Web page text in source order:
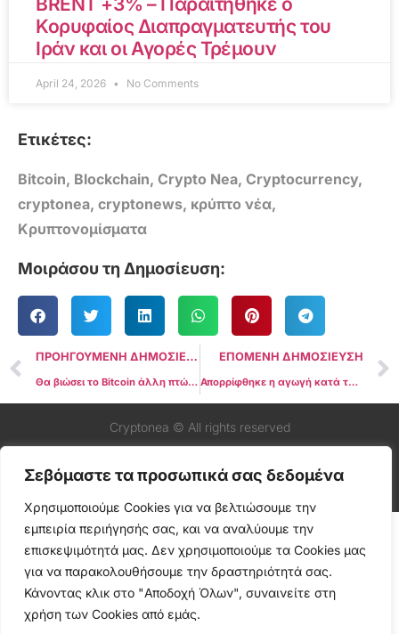
Σεβόμαστε τα προσωπικά σας δεδομένα
Χρησιμοποιούμε Cookies για να βελτιώσουμε την
εμπειρία περιήγησής σας, και να αναλύουμε την
επισκεψιμότητά μας. Δεν χρησιμοποιούμε τα Cookies μας
για να παρακολουθήσουμε την δραστηριότητά σας.
Κάνοντας κλικ στο "Αποδοχή Όλων", συναινείτε στη
χρήση των Cookies από εμάς.
Κορυφαίος Διαπραγματευτής του
Ιράν και οι Αγορές Τρέμουν
April 24, 2026 No Comments
Ετικέτες:
Bitcoin, Blockchain, Crypto Nea, Cryptocurrency,
cryptonea, cryptonews, κρύπτο νέα,
Κρυπτονομίσματα
Μοιράσου τη Δημοσίευση:
ΠΡΟΗΓΟΥΜΕΝΗ ΔΗΜΟΣΙΕΥΣΗ
Θα βιώσει το Bitcoin άλλη πτώση;
ΕΠΟΜΕΝΗ ΔΗΜΟΣΙΕΥΣΗ
Απορρίφθηκε η αγωγή κατά του Έλον Μασκ από τους επενδυτές Dogecoin
Cryptonea © All rights reserved